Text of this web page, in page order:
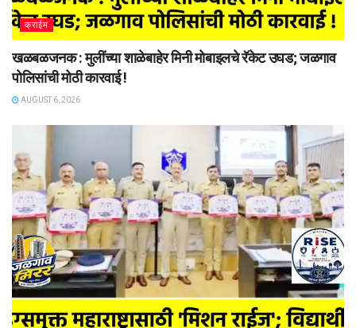
क्राईम
खळबळजनक : मुलींच्या शाळेबाहेर मिनी मोबाइलचे रॅकेट उघड; जळगाव
पोलिसांची मोठी कारवाई !
AUGUST 6, 2026